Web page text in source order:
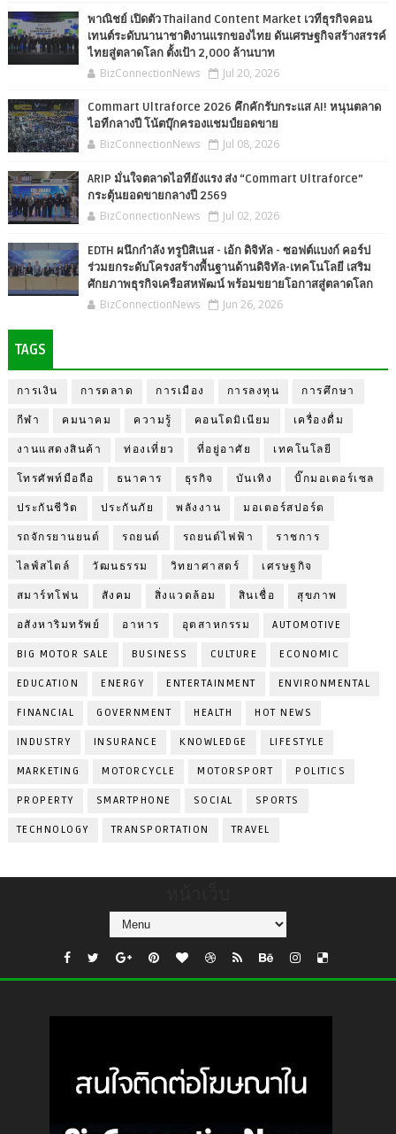
พาณิชย์ เปิดตัว Thailand Content Market เวทีธุรกิจคอน
เทนต์ระดับนานาชาติงานแรกของไทย ดันเศรษฐกิจสร้างสรรค์
ไทยสู่ตลาดโลก ตั้งเป้า 2,000 ล้านบาท
BizConnectionNews Jul 20, 2026
Commart Ultraforce 2026 คึกคักรับกระแส AI! หนุนตลาด
ไอทีกลางปี โน้ตบุ๊กครองแชมป์ยอดขาย
BizConnectionNews Jul 08, 2026
ARIP มั่นใจตลาดไอทียังแรง ส่ง “Commart Ultraforce”
กระตุ้นยอดขายกลางปี 2569
BizConnectionNews Jul 02, 2026
EDTH ผนึกกำลัง ทรูบิสิเนส - เอ้ก ดิจิทัล - ซอฟต์แบงก์ คอร์ป
ร่วมยกระดับโครงสร้างพื้นฐานด้านดิจิทัล-เทคโนโลยี เสริม
ศักยภาพธุรกิจเครือสหพัฒน์ พร้อมขยายโอกาสสู่ตลาดโลก
BizConnectionNews Jun 26, 2026
TAGS
การเงิน การตลาด การเมือง การลงทุน การศึกษา
กีฬา คมนาคม ความรู้ คอนโดมิเนียม เครื่องดื่ม
งานแสดงสินค้า ท่องเที่ยว ที่อยู่อาศัย เทคโนโลยี
โทรศัพท์มือถือ ธนาคาร ธุรกิจ บันเทิง บิ๊กมอเตอร์เซล
ประกันชีวิต ประกันภัย พลังงาน มอเตอร์สปอร์ต
รถจักรยานยนต์ รถยนต์ รถยนต์ไฟฟ้า ราชการ
ไลฟ์สไตล์ วัฒนธรรม วิทยาศาสตร์ เศรษฐกิจ
สมาร์ทโฟน สังคม สิ่งแวดล้อม สินเชื่อ สุขภาพ
อสังหาริมทรัพย์ อาหาร อุตสาหกรรม AUTOMOTIVE
BIG MOTOR SALE BUSINESS CULTURE ECONOMIC
EDUCATION ENERGY ENTERTAINMENT ENVIRONMENTAL
FINANCIAL GOVERNMENT HEALTH HOT NEWS
INDUSTRY INSURANCE KNOWLEDGE LIFESTYLE
MARKETING MOTORCYCLE MOTORSPORT POLITICS
PROPERTY SMARTPHONE SOCIAL SPORTS
TECHNOLOGY TRANSPORTATION TRAVEL